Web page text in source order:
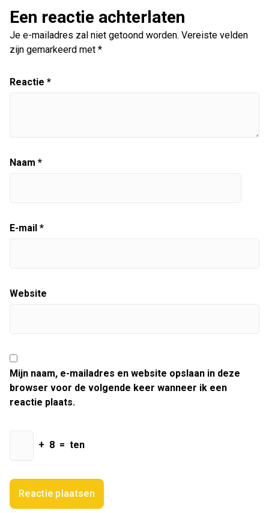
Een reactie achterlaten
Je e-mailadres zal niet getoond worden. Vereiste velden
zijn gemarkeerd met *
Reactie *
Naam *
E-mail *
Website
Mijn naam, e-mailadres en website opslaan in deze
browser voor de volgende keer wanneer ik een
reactie plaats.
+ 8 = ten